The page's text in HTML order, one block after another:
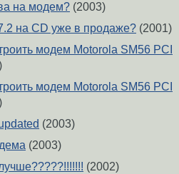
на модем? (2003)
на CD уже в продаже? (2001)
модем Motorola SM56 PCI
модем Motorola SM56 PCI
(2003)
(2003)
(2002)